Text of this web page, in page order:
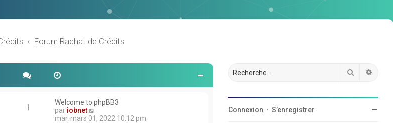
Forum Rachat de Crédits
1
Welcome to phpBB3
par iobnet
o
mar. mars 01, 2022 10:12 pm
Rechercher
Connexion • S’enregistrer